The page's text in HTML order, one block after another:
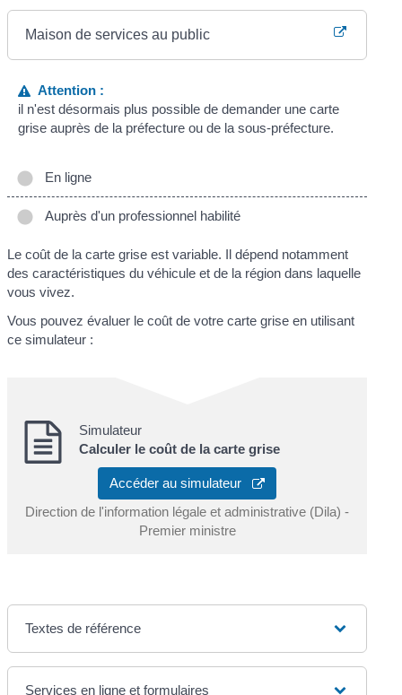
Maison de services au public
Attention :
il n'est désormais plus possible de demander une carte
grise auprès de la préfecture ou de la sous-préfecture.
En ligne
Auprès d'un professionnel habilité
Le coût de la carte grise est variable. Il dépend notamment
des caractéristiques du véhicule et de la région dans laquelle
vous vivez.
Vous pouvez évaluer le coût de votre carte grise en utilisant
ce simulateur :
Simulateur
Calculer le coût de la carte grise
Accéder au simulateur
Direction de l'information légale et administrative (Dila) -
Premier ministre
Textes de référence
Services en ligne et formulaires